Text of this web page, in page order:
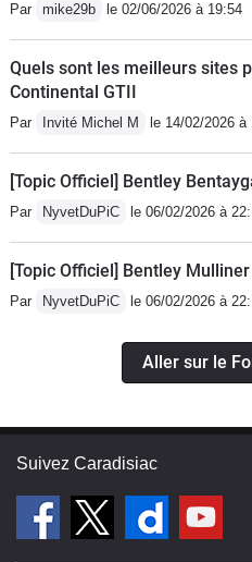
Par mike29b le 02/06/2026 à 19:54
Quels sont les meilleurs sites
Continental GTII
Par Invité Michel M le 14/02/2026 à
[Topic Officiel] Bentley
Par NyvetDuPiC le 06/02/2026 à
[Topic Officiel] Bentley
Par NyvetDuPiC le 06/02/2026 à
Aller sur le
Suivez Caradisiac